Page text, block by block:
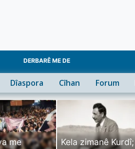
DERBARÊ ME DE
Dîaspora Cîhan Forum
me
Kela zimanê Kurdî;